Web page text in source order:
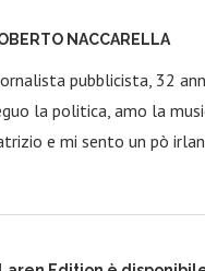
NACCARELLA
pubblicista, 32
la politica, amo la
e mi sento un pò